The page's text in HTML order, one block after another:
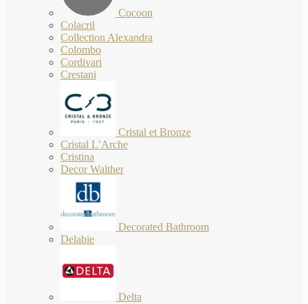
Cocoon
Colacril
Collection Alexandra
Colombo
Cordivari
Crestani
Cristal et Bronze
Cristal L’Arche
Cristina
Decor Walther
Decorated Bathroom
Delabie
Delta